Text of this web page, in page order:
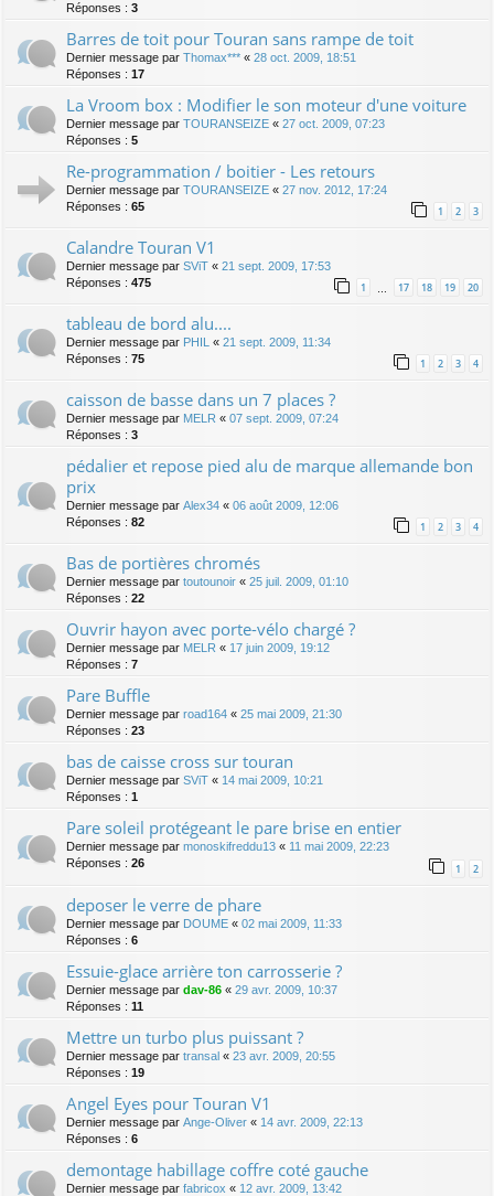
Réponses : 3
Barres de toit pour Touran sans rampe de toit
Dernier message par Thomax*** « 28 oct. 2009, 18:51
Réponses : 17
La Vroom box : Modifier le son moteur d'une voiture
Dernier message par TOURANSEIZE « 27 oct. 2009, 07:23
Réponses : 5
Re-programmation / boitier - Les retours
Dernier message par TOURANSEIZE « 27 nov. 2012, 17:24
Réponses : 65 1 2 3
Calandre Touran V1
Dernier message par SViT « 21 sept. 2009, 17:53
Réponses : 475 1 … 17 18 19 20
tableau de bord alu....
Dernier message par PHIL « 21 sept. 2009, 11:34
Réponses : 75 1 2 3 4
caisson de basse dans un 7 places ?
Dernier message par MELR « 07 sept. 2009, 07:24
Réponses : 3
pédalier et repose pied alu de marque allemande bon
prix
Dernier message par Alex34 « 06 août 2009, 12:06
Réponses : 82 1 2 3 4
Bas de portières chromés
Dernier message par toutounoir « 25 juil. 2009, 01:10
Réponses : 22
Ouvrir hayon avec porte-vélo chargé ?
Dernier message par MELR « 17 juin 2009, 19:12
Réponses : 7
Pare Buffle
Dernier message par road164 « 25 mai 2009, 21:30
Réponses : 23
bas de caisse cross sur touran
Dernier message par SViT « 14 mai 2009, 10:21
Réponses : 1
Pare soleil protégeant le pare brise en entier
Dernier message par monoskifreddu13 « 11 mai 2009, 22:23
Réponses : 26 1 2
deposer le verre de phare
Dernier message par DOUME « 02 mai 2009, 11:33
Réponses : 6
Essuie-glace arrière ton carrosserie ?
Dernier message par dav-86 « 29 avr. 2009, 10:37
Réponses : 11
Mettre un turbo plus puissant ?
Dernier message par transal « 23 avr. 2009, 20:55
Réponses : 19
Angel Eyes pour Touran V1
Dernier message par Ange-Oliver « 14 avr. 2009, 22:13
Réponses : 6
demontage habillage coffre coté gauche
Dernier message par fabricox « 12 avr. 2009, 13:42